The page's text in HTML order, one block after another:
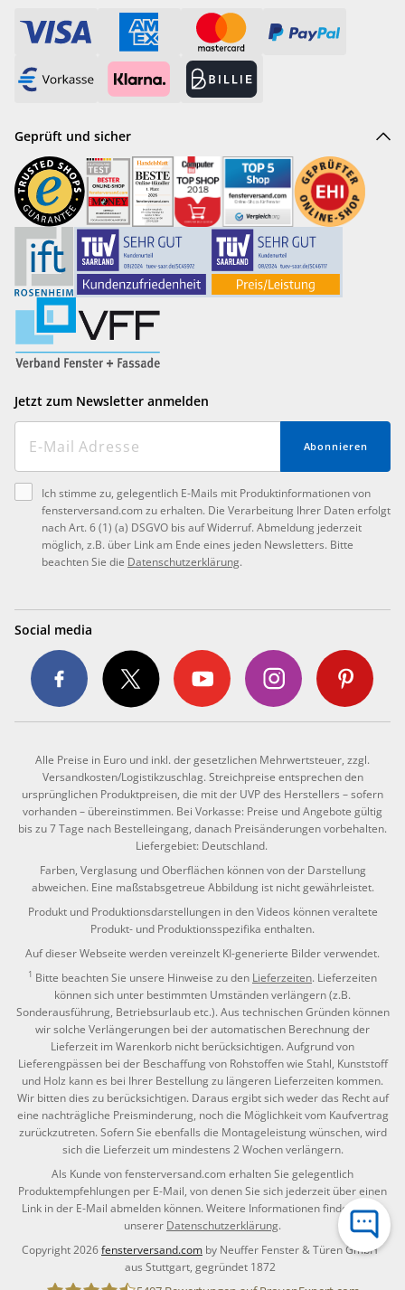
Geprüft und sicher
Jetzt zum Newsletter anmelden
Abonnieren
Ich stimme zu, gelegentlich E-Mails mit Produktinformationen von
fensterversand.com zu erhalten. Die Verarbeitung Ihrer Daten erfolgt
nach Art. 6 (1) (a) DSGVO bis auf Widerruf. Abmeldung jederzeit
möglich, z.B. über Link am Ende eines jeden Newsletters. Bitte
beachten Sie die Datenschutzerklärung.
Social media
Alle Preise in Euro und inkl. der gesetzlichen Mehrwertsteuer, zzgl.
Versandkosten/Logistikzuschlag. Streichpreise entsprechen den
ursprünglichen Produktpreisen, die mit der UVP des Herstellers – sofern
vorhanden – übereinstimmen. Bei Vorkasse: Preise und Angebote gültig
bis zu 7 Tage nach Bestelleingang, danach Preisänderungen vorbehalten.
Liefergebiet: Deutschland.
Farben, Verglasung und Oberflächen können von der Darstellung
abweichen. Eine maßstabsgetreue Abbildung ist nicht gewährleistet.
Produkt und Produktionsdarstellungen in den Videos können veraltete
Produkt- und Produktionsspezifika enthalten.
Auf dieser Webseite werden vereinzelt KI-generierte Bilder verwendet.
1 Bitte beachten Sie unsere Hinweise zu den Lieferzeiten. Lieferzeiten
können sich unter bestimmten Umständen verlängern (z.B.
Sonderausführung, Betriebsurlaub etc.). Aus technischen Gründen können
wir solche Verlängerungen bei der automatischen Berechnung der
Lieferzeit im Warenkorb nicht berücksichtigen. Aufgrund von
Lieferengpässen bei der Beschaffung von Rohstoffen wie Stahl, Kunststoff
und Holz kann es bei Ihrer Bestellung zu längeren Lieferzeiten kommen.
Wir bitten dies zu berücksichtigen. Daraus ergibt sich weder das Recht auf
eine nachträgliche Preisminderung, noch die Möglichkeit vom Kaufvertrag
zurückzutreten. Sofern Sie ebenfalls die Montageleistung wünschen, wird
sich die Lieferzeit um mindestens 2 Wochen verlängern.
Als Kunde von fensterversand.com erhalten Sie gelegentlich
Produktempfehlungen per E-Mail, von denen Sie sich jederzeit über einen
Link in der E-Mail abmelden können. Weitere Informationen finden Sie in
unserer Datenschutzerklärung.
Copyright 2026fensterversand.com by Neuffer Fenster & Türen GmbH
aus Stuttgart, gegründet 1872